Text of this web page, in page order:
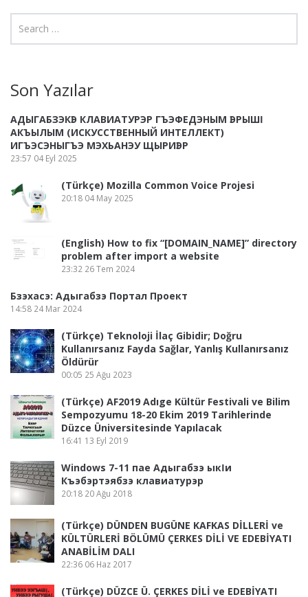
Son Yazılar
АДЫГАБЗЭКӀЭ КЛАВИАТУРЭР ГЪЭФЕДЭНЫМ ӀЭРЫШӀ
АКЪЫЛЫМ (ИСКУССТВЕННЫЙ ИНТЕЛЛЕКТ)
ИГЪЭСЭНЫГЪЭ МЭХЬАНЭУ ЩЫРИӀЭР
23:57 04 Eyl 2025
(Türkçe) Mozilla Common Voice Projesi
20:18 04 May 2025
(English) How to fix “[DOMAIN_NAME]” directory
problem after import a website
23:32 26 Tem 2024
Бзэхасэ: Адыгабзэ Портал Проект
14:58 24 Mar 2024
(Türkçe) Teknoloji İlaç Gibidir; Doğru
Kullanırsanız Fayda Sağlar, Yanlış Kullanırsanız
Öldürür
00:05 25 Ağu 2023
(Türkçe) AF2019 Adıge Kültür Festivali ve Bilim
Sempozyumu 18-20 Ekim 2019 Tarihlerinde
Düzce Üniversitesinde Yapılacak
16:41 13 Eyl 2019
Windows 7-11 пае Адыгабзэ ыкӏи
Къэбэртэябзэ клавиатурэр
20:18 20 Ağu 2018
(Türkçe) DÜNDEN BUGÜNE KAFKAS DİLLERİ ve
KÜLTÜRLERİ BÖLÜMÜ ÇERKES DİLİ VE EDEBİYATI
ANABİLİM DALI
22:36 06 Haz 2017
(Türkçe) DÜZCE Ü. ÇERKES DİLİ ve EDEBİYATI